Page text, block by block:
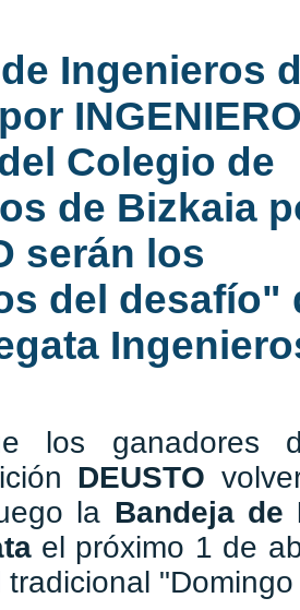
Ingenieros
Colegio de
de Bizkaia
serán los
del desafío"
los ganadores
DEUSTO
la Bandeja de
el próximo 1 de